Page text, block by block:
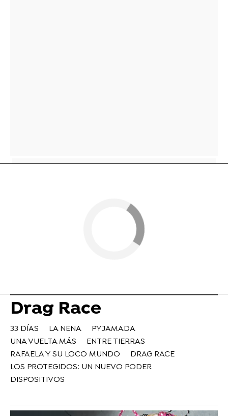
Drag Race
33 DÍAS LA NENA
PYJAMADA
UNA VUELTA MÁS
ENTRE TIERRAS
RAFAELA Y SU LOCO MUNDO
DRAG RACE
LOS PROTEGIDOS: UN NUEVO PODER
DISPOSITIVOS